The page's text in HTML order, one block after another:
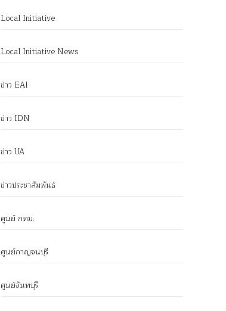
Local Initiative
Local Initiative News
ข่าว EAI
ข่าว IDN
ข่าว UA
ข่าวประชาสัมพันธ์
ศูนย์ กทม.
ศูนย์กาญจนบุรี
ศูนย์จันทบุรี